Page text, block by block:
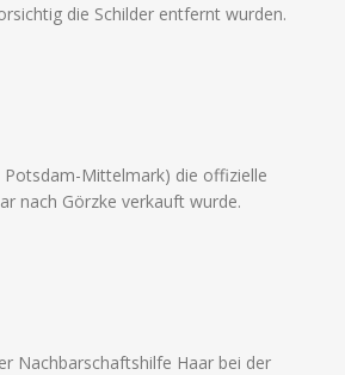
die Schilder entfernt wurden.
Potsdam-Mittelmark) die offizielle
nach Görzke verkauft wurde.
Nachbarschaftshilfe Haar bei der